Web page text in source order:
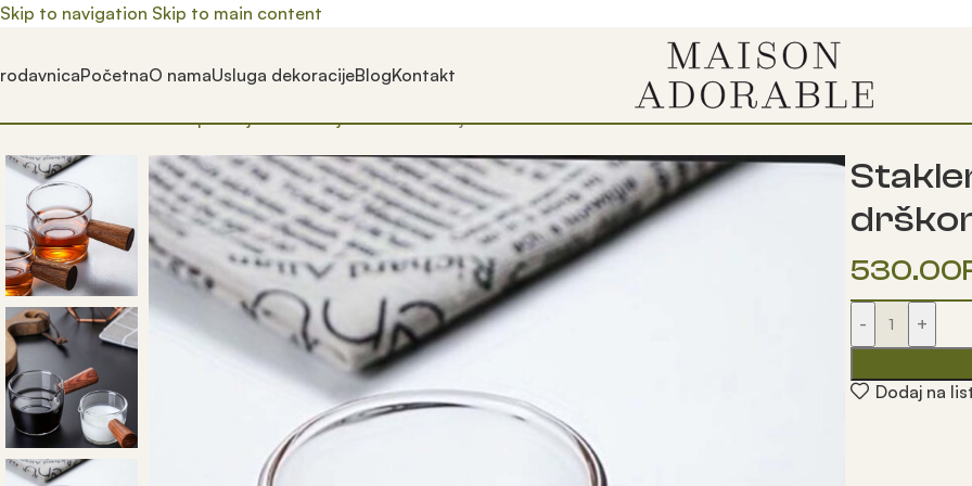
Skip to navigation Skip to main content
PočetnaO namaUsluga dekoracijeBlogKontakt
Почетна/ Prodavnica/ Trpezarija/ Sto/ Šolje/ Staklena šolja sa drvenom drškom
530.00
-
+
Dodaj na